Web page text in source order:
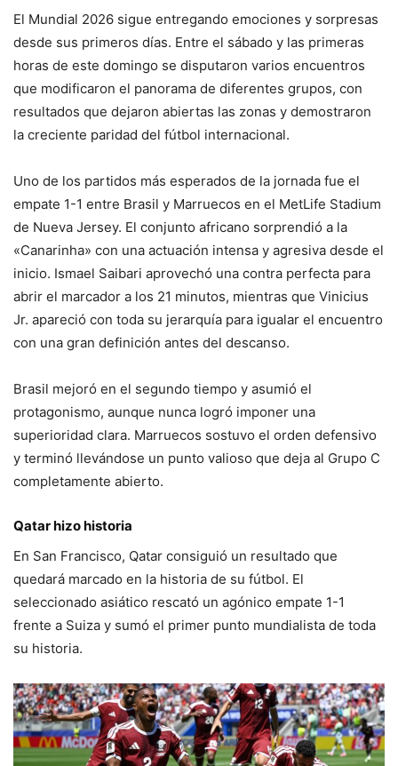
El Mundial 2026 sigue entregando emociones y sorpresas
desde sus primeros días. Entre el sábado y las primeras
horas de este domingo se disputaron varios encuentros
que modificaron el panorama de diferentes grupos, con
resultados que dejaron abiertas las zonas y demostraron
la creciente paridad del fútbol internacional.
Uno de los partidos más esperados de la jornada fue el
empate 1-1 entre Brasil y Marruecos en el MetLife Stadium
de Nueva Jersey. El conjunto africano sorprendió a la
«Canarinha» con una actuación intensa y agresiva desde el
inicio. Ismael Saibari aprovechó una contra perfecta para
abrir el marcador a los 21 minutos, mientras que Vinicius
Jr. apareció con toda su jerarquía para igualar el encuentro
con una gran definición antes del descanso.
Brasil mejoró en el segundo tiempo y asumió el
protagonismo, aunque nunca logró imponer una
superioridad clara. Marruecos sostuvo el orden defensivo
y terminó llevándose un punto valioso que deja al Grupo C
completamente abierto.
Qatar hizo historia
En San Francisco, Qatar consiguió un resultado que
quedará marcado en la historia de su fútbol. El
seleccionado asiático rescató un agónico empate 1-1
frente a Suiza y sumó el primer punto mundialista de toda
su historia.